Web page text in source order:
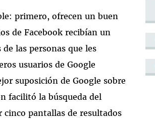
primero, ofrecen un buen
de Facebook recibían un
las personas que les
usuarios de Google
suposición de Google sobre
facilitó la búsqueda del
cinco pantallas de resultados